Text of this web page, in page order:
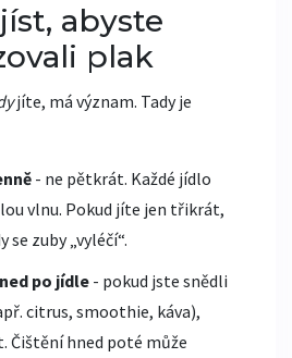
abyste
plak
jíte, má význam. Tady je
- ne pětkrát. Každé jídlo
vlnu. Pokud jíte jen třikrát,
se zuby „vyléčí“.
po jídle- pokud jste snědli
citrus, smoothie, káva),
Čištění hned poté může